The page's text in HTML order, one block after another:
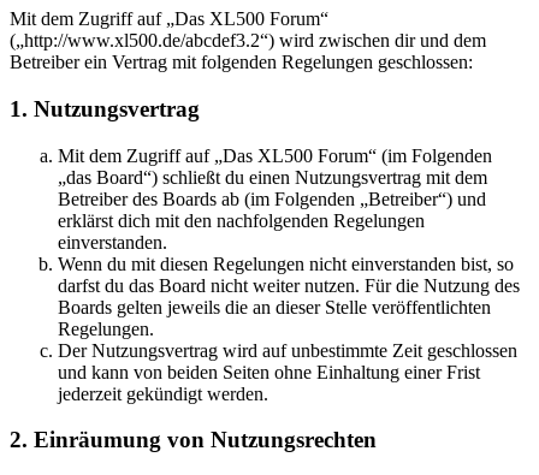
Mit dem Zugriff auf „Das XL500 Forum“
(„http://www.xl500.de/abcdef3.2“) wird zwischen dir und dem
Betreiber ein Vertrag mit folgenden Regelungen geschlossen:
1. Nutzungsvertrag
Mit dem Zugriff auf „Das XL500 Forum“ (im Folgenden
„das Board“) schließt du einen Nutzungsvertrag mit dem
Betreiber des Boards ab (im Folgenden „Betreiber“) und
erklärst dich mit den nachfolgenden Regelungen
einverstanden.
Wenn du mit diesen Regelungen nicht einverstanden bist, so
darfst du das Board nicht weiter nutzen. Für die Nutzung des
Boards gelten jeweils die an dieser Stelle veröffentlichten
Regelungen.
Der Nutzungsvertrag wird auf unbestimmte Zeit geschlossen
und kann von beiden Seiten ohne Einhaltung einer Frist
jederzeit gekündigt werden.
2. Einräumung von Nutzungsrechten